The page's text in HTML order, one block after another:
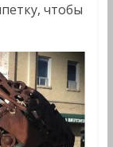
чтобы